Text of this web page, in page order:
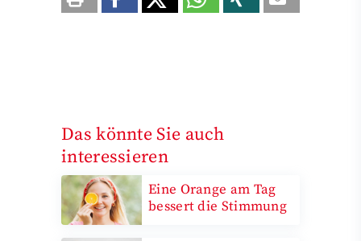
Das könnte Sie auch
interessieren
Eine Orange am Tag
bessert die Stimmung